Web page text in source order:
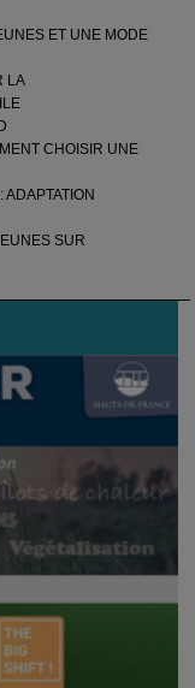
ET UNE MODE
LA
CHOISIR UNE
SUR